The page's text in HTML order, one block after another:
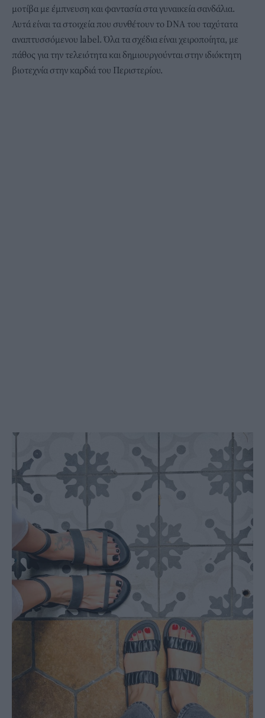
μοτίβα με έμπνευση και φαντασία σταγυναικεία σανδάλια.
Αυτά είναι τα στοιχεία που συνθέτουν το DNA του ταχύτατα
αναπτυσσόμενου label. Όλα τα σχέδια είναι χειροποίητα, με
πάθος για την τελειότητα και δημιουργούνται στην ιδιόκτητη
βιοτεχνία στην καρδιά του Περιστερίου.